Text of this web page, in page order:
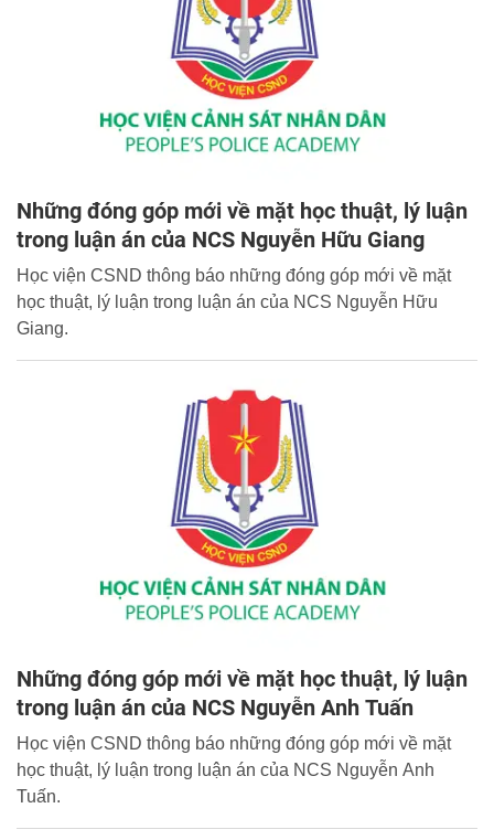
Những đóng góp mới về mặt học thuật, lý luận
trong luận án của NCS Nguyễn Hữu Giang
Học viện CSND thông báo những đóng góp mới về mặt
học thuật, lý luận trong luận án của NCS Nguyễn Hữu
Giang.
Những đóng góp mới về mặt học thuật, lý luận
trong luận án của NCS Nguyễn Anh Tuấn
Học viện CSND thông báo những đóng góp mới về mặt
học thuật, lý luận trong luận án của NCS Nguyễn Anh
Tuấn.